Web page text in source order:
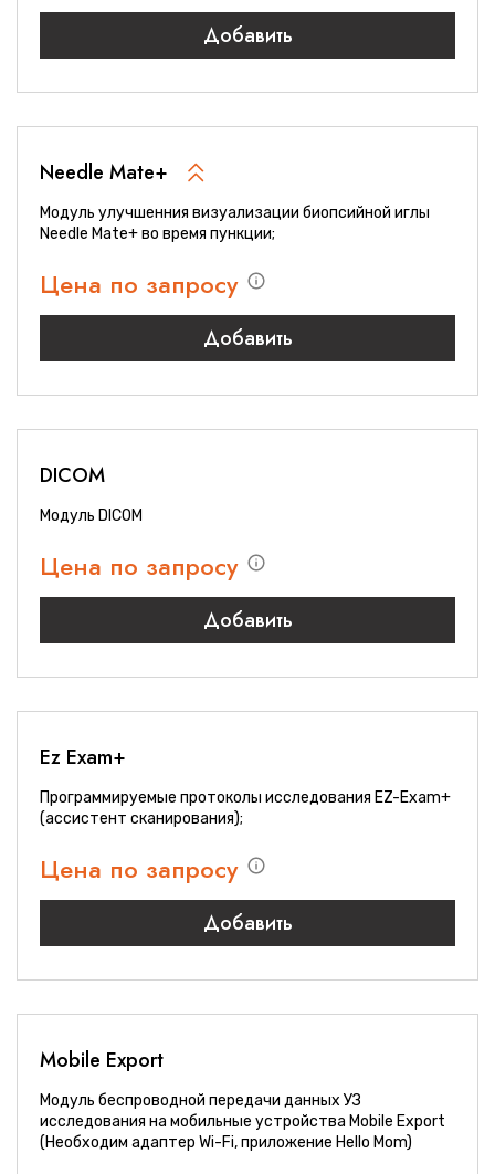
Добавить
Needle Mate+
Модуль улучшенния визуализации биопсийной иглы
Needle Mate+ во время пункции;
Цена по запросу
Добавить
DICOM
Модуль DICOM
Цена по запросу
Добавить
Ez Exam+
Программируемые протоколы исследования EZ-Exam+
(ассистент сканирования);
Цена по запросу
Добавить
Mobile Export
Модуль беспроводной передачи данных УЗ
исследования на мобильные устройства Mobile Export
(Необходим адаптер Wi-Fi, приложение Hello Mom)